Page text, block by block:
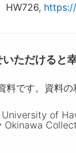
HW726,
いただける
です。資料
of